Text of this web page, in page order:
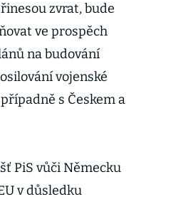
zvrat, bude
ve prospěch
na budování
vojenské
s Českem a
PiS vůči Německu
v důsledku